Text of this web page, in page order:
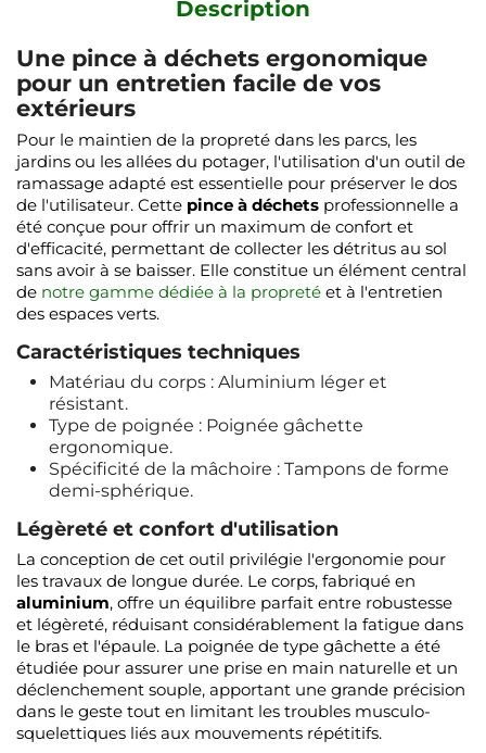
Description
Une pince à déchets ergonomique
pour un entretien facile de vos
extérieurs
Pour le maintien de la propreté dans les parcs, les
jardins ou les allées du potager, l'utilisation d'un outil de
ramassage adapté est essentielle pour préserver le dos
de l'utilisateur. Cette pince à déchets professionnelle a
été conçue pour offrir un maximum de confort et
d'efficacité, permettant de collecter les détritus au sol
sans avoir à se baisser. Elle constitue un élément central
de notre gamme dédiée à la propreté et à l'entretien
des espaces verts.
Caractéristiques techniques
Matériau du corps : Aluminium léger et
résistant.
Type de poignée : Poignée gâchette
ergonomique.
Spécificité de la mâchoire : Tampons de forme
demi-sphérique.
Légèreté et confort d'utilisation
La conception de cet outil privilégie l'ergonomie pour
les travaux de longue durée. Le corps, fabriqué en
aluminium, offre un équilibre parfait entre robustesse
et légèreté, réduisant considérablement la fatigue dans
le bras et l'épaule. La poignée de type gâchette a été
étudiée pour assurer une prise en main naturelle et un
déclenchement souple, apportant une grande précision
dans le geste tout en limitant les troubles musculo-
squelettiques liés aux mouvements répétitifs.